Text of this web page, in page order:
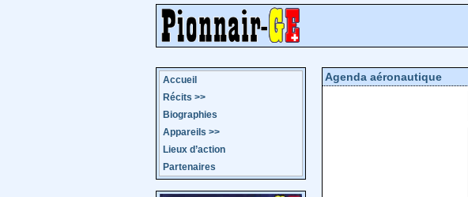
Accueil
Récits >>
Biographies
Appareils >>
Lieux d’action
Partenaires
Agenda aéronautique